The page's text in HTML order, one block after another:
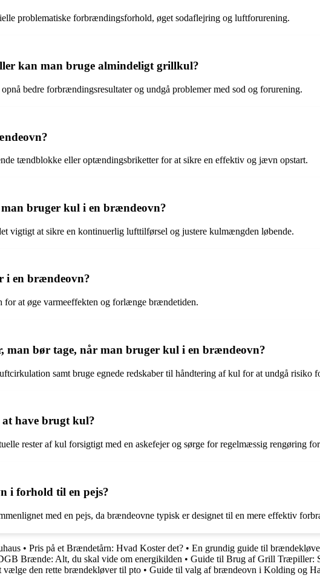
problematiske forbrændingsforhold, øget sodaflejring og luftforurening.
kan man bruge almindeligt grillkul?
bedre forbrændingsresultater og undgå problemer med sod og forurening.
tændblokke eller optændingsbriketter for at sikre en effektiv og jævn opstart.
bruger kul i en brændeovn?
vigtigt at sikre en kontinuerlig lufttilførsel og justere kulmængden løbende.
i en brændeovn?
at øge varmeeffekten og forlænge brændetiden.
man bør tage, når man bruger kul i en brændeovn?
samt bruge egnede redskaber til håndtering af kul for at undgå risiko
have brugt kul?
rester af kul forsigtigt med en askefejer og sørge for regelmæssig rengøring
i forhold til en pejs?
med en pejs, da brændeovne typisk er designet til en mere effektiv
• Pris på et Brændetårn: Hvad Koster det? • En grundig guide til
Brænde: Alt, du skal vide om energikilden • Guide til Brug af Grill Træpiller:
vælge den rette brændekløver til pto • Guide til valg af brændeovn i Kolding og